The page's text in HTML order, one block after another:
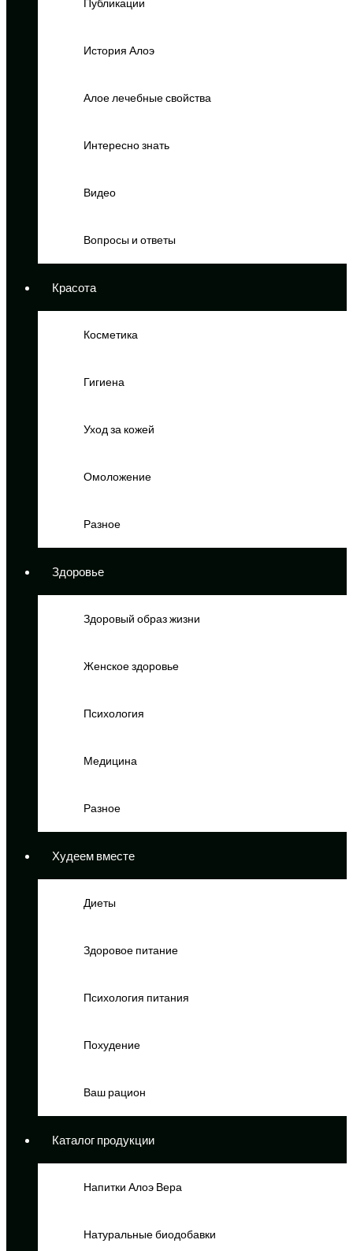
Публикации
История Алоэ
Алое лечебные свойства
Интересно знать
Видео
Вопросы и ответы
Красота
Косметика
Гигиена
Уход за кожей
Омоложение
Разное
Здоровье
Здоровый образ жизни
Женское здоровье
Психология
Медицина
Разное
Худеем вместе
Диеты
Здоровое питание
Психология питания
Похудение
Ваш рацион
Каталог продукции
Напитки Алоэ Вера
Натуральные биодобавки